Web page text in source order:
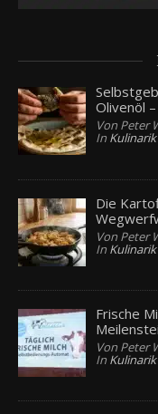
Olivenöl
Von Peter
In Kulinarik
Die
Von Peter
In Kulinarik
Frische
Von Peter
In Kulinarik